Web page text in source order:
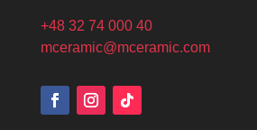
+48 32 74 000 40
mceramic@mceramic.com